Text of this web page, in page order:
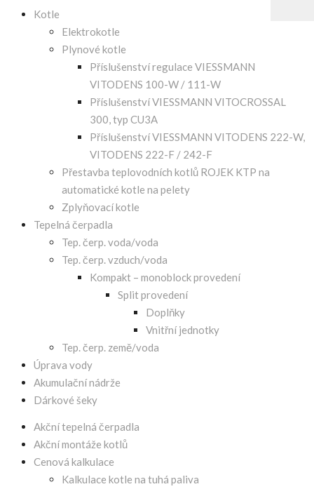
Kotle
Elektrokotle
Plynové kotle
Příslušenství regulace VIESSMANN
VITODENS 100-W / 111-W
Příslušenství VIESSMANN VITOCROSSAL
300, typ CU3A
Příslušenství VIESSMANN VITODENS 222-W,
VITODENS 222-F / 242-F
Přestavba teplovodních kotlů ROJEK KTP na
automatické kotle na pelety
Zplyňovací kotle
Tepelná čerpadla
Tep. čerp. voda/voda
Tep. čerp. vzduch/voda
Kompakt – monoblock provedení
Split provedení
Doplňky
Vnitřní jednotky
Tep. čerp. země/voda
Úprava vody
Akumulační nádrže
Dárkové šeky
Akční tepelná čerpadla
Akční montáže kotlů
Cenová kalkulace
Kalkulace kotle na tuhá paliva